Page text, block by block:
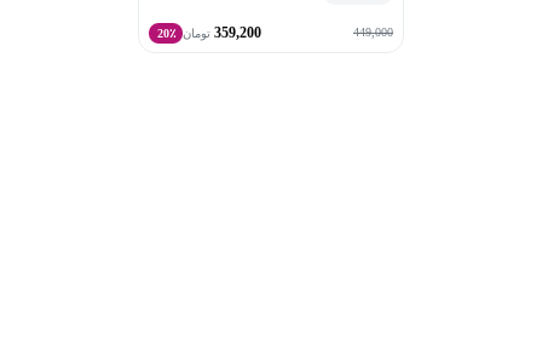
449,000
359,200 تومان 20٪